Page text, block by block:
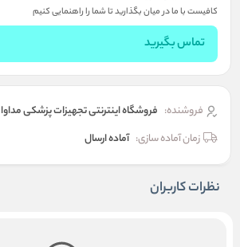
کافیست با ما در میان بگذارید تا شما را راهنمایی کنیم
تماس بگیرید
فروشنده: فروشگاه اینترنتی تجهیزات پزشکی
زمان آماده سازی: آماده ارسال
نظرات کاربران